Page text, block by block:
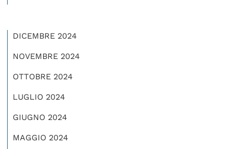
DICEMBRE 2024
NOVEMBRE 2024
OTTOBRE 2024
LUGLIO 2024
GIUGNO 2024
MAGGIO 2024